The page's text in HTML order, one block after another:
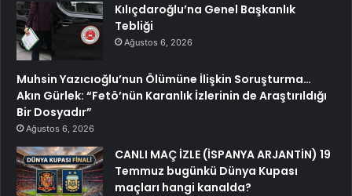
Kılıçdaroğlu’na Genel Başkanlık
Tebliği
Ağustos 6, 2026
Muhsin Yazıcıoğlu’nun Ölümüne İlişkin Soruşturma…
Akın Gürlek: “Fetö’nün Karanlık İzlerinin de Araştırıldığı
Bir Dosyadır”
Ağustos 6, 2026
CANLI MAÇ İZLE (İSPANYA ARJANTİN) 19
Temmuz bugünkü Dünya Kupası
maçları hangi kanalda?